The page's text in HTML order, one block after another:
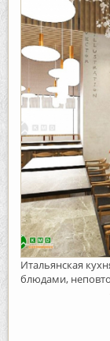
Итальянская
блюдами,